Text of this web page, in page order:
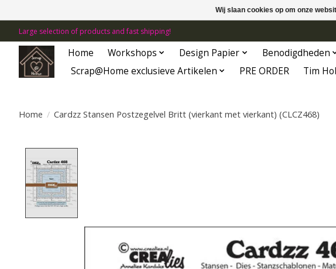
Large selection of products and fast shipping!
Home Workshops Design Papier Benodigdheden
Scrap@Home exclusieve Artikelen
PRE ORDER Tim
Home / Cardzz Stansen Postzegelvel Britt (vierkant met vierkant) (CLCZ468)
Wij slaan cookies op om onze